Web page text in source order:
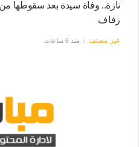
تازة.. وفاة سيدة بعد سقوطها
زفاف
غير مصنف منذ 6 ساعات